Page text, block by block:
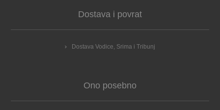
Dostava i povrat
Dostava Vodice, Srima i Tribunj
Ono posebno